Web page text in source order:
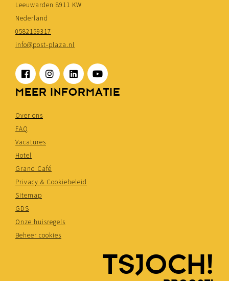
Leeuwarden 8911 KW
Nederland
0582159317
info@post-plaza.nl
MEER INFORMATIE
Over ons
FAQ
Vacatures
Hotel
Grand Café
Privacy & Cookiebeleid
Sitemap
GDS
Onze huisregels
Beheer cookies
TSJOCH!